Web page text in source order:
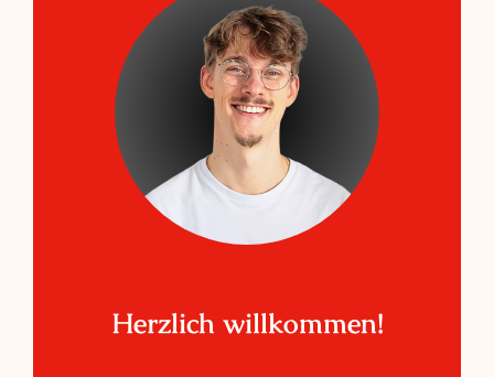
Herzlich willkommen!